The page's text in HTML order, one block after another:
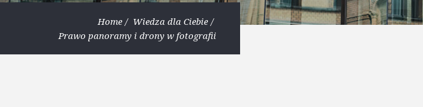
Home
Wiedza dla Ciebie
Prawo panoramy i drony w fotografii